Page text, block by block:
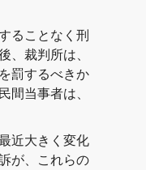
ることなく刑
、裁判所は、
罰するべきか
間当事者は、
近大きく変化
が、これらの